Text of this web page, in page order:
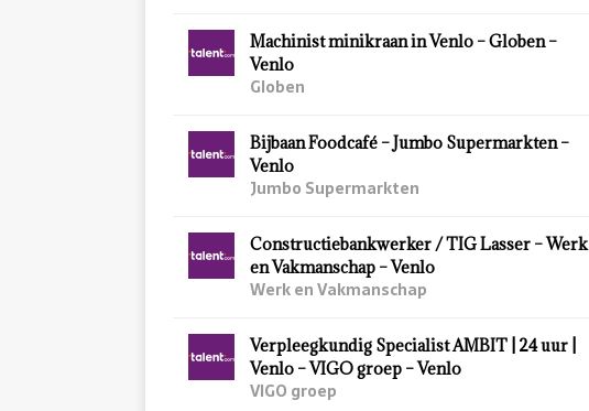
Machinist minikraan in Venlo – Globen –
Venlo
Globen
Bijbaan Foodcafé – Jumbo Supermarkten –
Venlo
Jumbo Supermarkten
Constructiebankwerker / TIG Lasser – Werk
en Vakmanschap – Venlo
Werk en Vakmanschap
Verpleegkundig Specialist AMBIT | 24 uur |
Venlo – VIGO groep – Venlo
VIGO groep